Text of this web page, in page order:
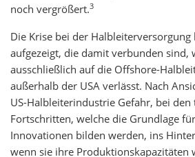
noch vergrößert.3
Die Krise bei der Halbleiterversorgung
aufgezeigt, die damit verbunden sind,
ausschließlich auf die Offshore-
außerhalb der USA verlässt. Nach
US-Halbleiterindustrie Gefahr, bei den
Fortschritten, welche die Grundlage
Innovationen bilden werden, ins
wenn sie ihre Produktionskapazitäten